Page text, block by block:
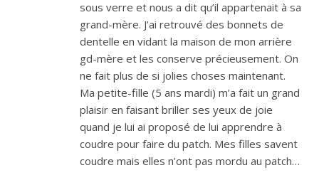
sous verre et nous a dit qu’il appartenait à sa
grand-mère. J’ai retrouvé des bonnets de
dentelle en vidant la maison de mon arrière
gd-mère et les conserve précieusement. On
ne fait plus de si jolies choses maintenant.
Ma petite-fille (5 ans mardi) m’a fait un grand
plaisir en faisant briller ses yeux de joie
quand je lui ai proposé de lui apprendre à
coudre pour faire du patch. Mes filles savent
coudre mais elles n’ont pas mordu au patch…